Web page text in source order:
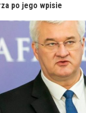
po jego wpisie